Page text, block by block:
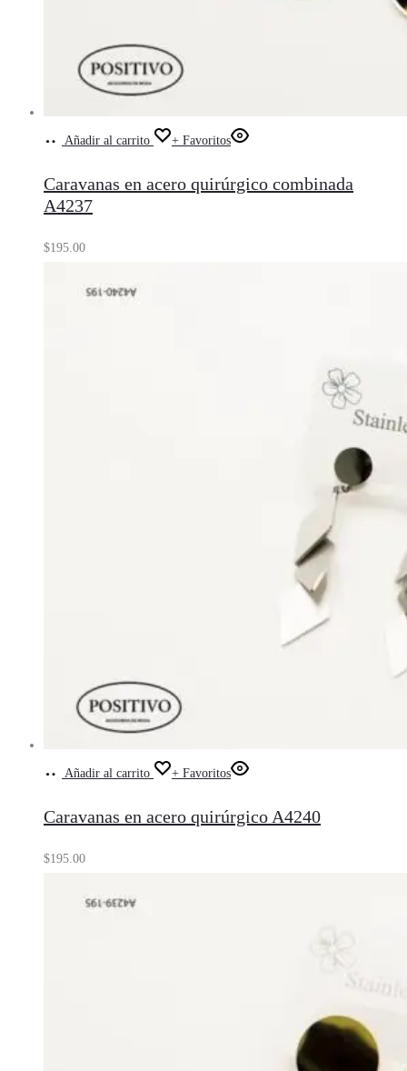
Añadir al carrito + Favoritos
Caravanas en acero quirúrgico combinada
A4237
$195.00
Añadir al carrito + Favoritos
Caravanas en acero quirúrgico A4240
$195.00